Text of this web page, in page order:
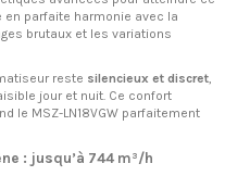
en parfaite harmonie avec la
brutaux et les variations
reste silencieux et discret,
jour et nuit. Ce confort
le MSZ-LN18VGW parfaitement
: jusqu’à 744 m³/h